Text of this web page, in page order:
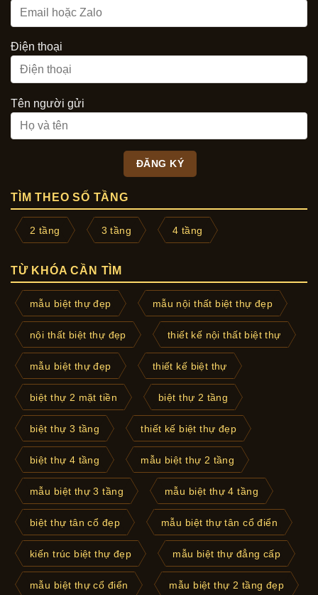
Điện thoại
Tên người gửi
TÌM THEO SỐ TẦNG
2 tầng 3 tầng 4 tầng
TỪ KHÓA CẦN TÌM
mẫu biệt thự đẹp mẫu nội thất biệt thự đẹp
nội thất biệt thự đẹp thiết kế nội thất biệt thự
mẫu biệt thự đẹp thiết kế biệt thự
biệt thự 2 mặt tiền biệt thự 2 tầng
biệt thự 3 tầng thiết kế biệt thự đẹp
biệt thự 4 tầng mẫu biệt thự 2 tầng
mẫu biệt thự 3 tầng mẫu biệt thự 4 tầng
biệt thự tân cổ đẹp mẫu biệt thự tân cổ điển
kiến trúc biệt thự đẹp mẫu biệt thự đẳng cấp
mẫu biệt thự cổ điển mẫu biệt thự 2 tầng đẹp